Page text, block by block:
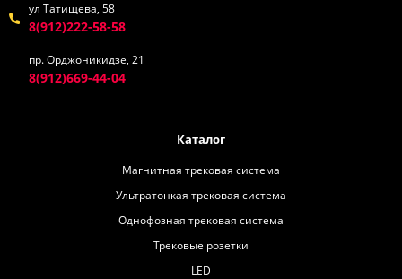
ул Татищева, 58
8(912)222-58-58
пр. Орджоникидзе, 21
8(912)669-44-04
Каталог
Магнитная трековая система
Ультратонкая трековая система
Однофозная трековая система
Трековые розетки
LED